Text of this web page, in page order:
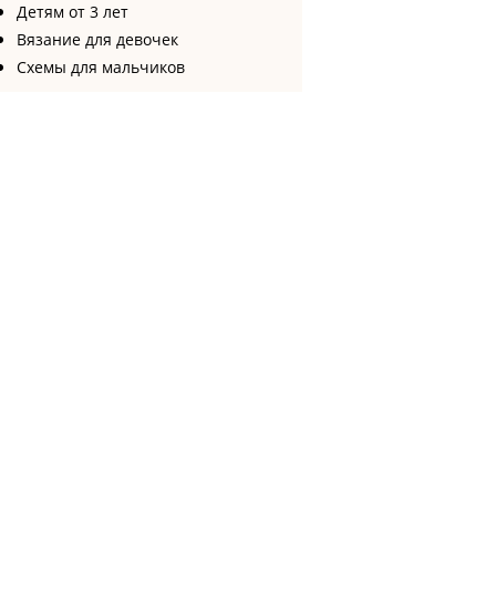
Детям от 3 лет
Вязание для девочек
Схемы для мальчиков